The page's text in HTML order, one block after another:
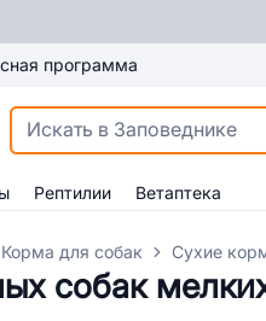
программа
Рептилии Ветаптека
Корма для собак Сухие
собак